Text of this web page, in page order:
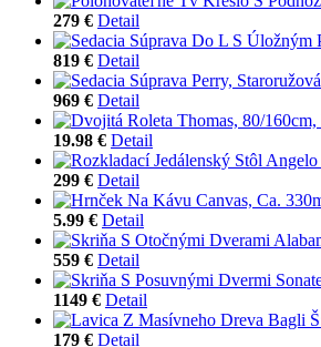
279 € Detail
819 € Detail
969 € Detail
19.98 € Detail
299 € Detail
5.99 € Detail
559 € Detail
1149 € Detail
179 € Detail